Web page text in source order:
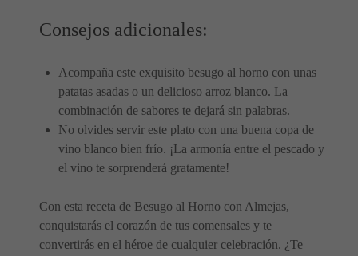
Consejos adicionales:
Acompaña este exquisito besugo al horno con unas
patatas asadas o un delicioso arroz blanco. La
combinación de sabores te dejará sin palabras.
No olvides servir este plato con una buena copa de
vino blanco bien frío. ¡La armonía entre el pescado y
el vino te sorprenderá gratamente!
Con esta receta de Besugo al Horno con Almejas,
conquistarás el corazón de tus comensales y te
convertirás en el héroe de cualquier celebración. ¿Te